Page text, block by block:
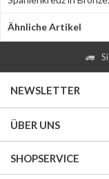
Ähnliche Artikel
NEWSLETTER
ÜBER UNS
SHOPSERVICE